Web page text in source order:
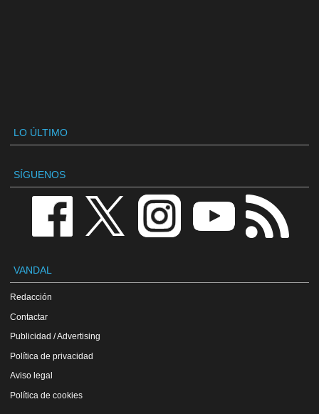
LO ÚLTIMO
SÍGUENOS
VANDAL
Redacción
Contactar
Publicidad / Advertising
Política de privacidad
Aviso legal
Política de cookies